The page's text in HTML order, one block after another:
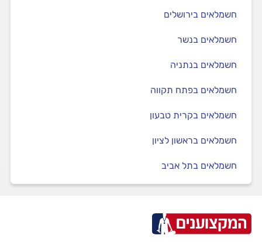
חשמלאים בירושלים
חשמלאים בנשר
חשמלאים בנתניה
חשמלאים בפתח תקווה
חשמלאים בקרית טבעון
חשמלאים בראשון לציון
חשמלאים בתל אביב